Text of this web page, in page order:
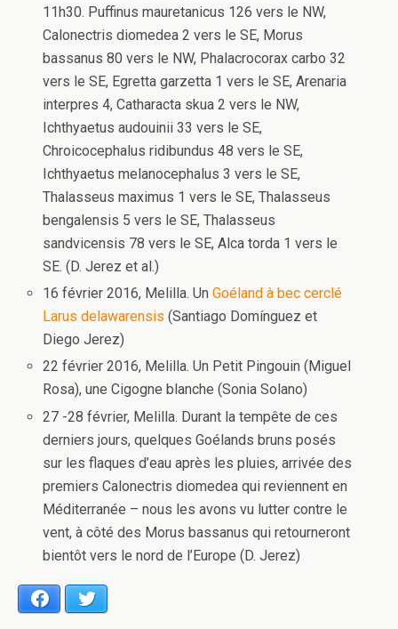
11h30. Puffinus mauretanicus 126 vers le NW,
Calonectris diomedea 2 vers le SE, Morus
bassanus 80 vers le NW, Phalacrocorax carbo 32
vers le SE, Egretta garzetta 1 vers le SE, Arenaria
interpres 4, Catharacta skua 2 vers le NW,
Ichthyaetus audouinii 33 vers le SE,
Chroicocephalus ridibundus 48 vers le SE,
Ichthyaetus melanocephalus 3 vers le SE,
Thalasseus maximus 1 vers le SE, Thalasseus
bengalensis 5 vers le SE, Thalasseus
sandvicensis 78 vers le SE, Alca torda 1 vers le
SE. (D. Jerez et al.)
16 février 2016, Melilla. UnGoéland à bec cerclé
Larus delawarensis (Santiago Domínguez et
Diego Jerez)
22 février 2016, Melilla. Un Petit Pingouin (Miguel
Rosa), une Cigogne blanche (Sonia Solano)
27 -28 février, Melilla. Durant la tempête de ces
derniers jours, quelques Goélands bruns posés
sur les flaques d’eau après les pluies, arrivée des
premiers Calonectris diomedea qui reviennent en
Méditerranée – nous les avons vu lutter contre le
vent, à côté des Morus bassanus qui retourneront
bientôt vers le nord de l’Europe (D. Jerez)
Facebook